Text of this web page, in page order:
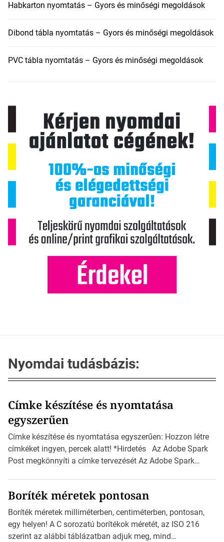
Habkarton nyomtatás – Gyors és minőségi megoldások
Dibond tábla nyomtatás – Gyors és minőségi megoldások
PVC tábla nyomtatás – Gyors és minőségi megoldások
Nyomdai tudásbázis:
Címke készítése és nyomtatása
egyszerűen
Címke készítése és nyomtatása egyszerűen: Hozzon létre
címkéket ingyen, percek alatt! *Hirdetés Az Adobe Spark
Post megkönnyíti a címke tervezését Az Adobe Spark
igazán foroghatnak a kreatív fogaskerekek, miközben
zajlik a saját címke készítése. Hogyan készítsünk címkét?
Válasszon méretet és alakot: Válassza ki a kívánt címke
méretét. Akár néhány […]
Boríték méretek pontosan
Boríték méretek milliméterben, centiméterben, pontosan,
egy helyen! A C sorozatú borítékok méretét, az ISO 216
szerint az alábbi táblázatban adjuk meg, mind